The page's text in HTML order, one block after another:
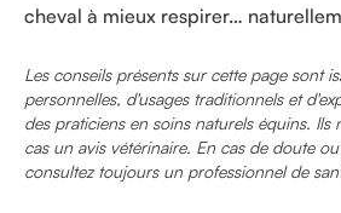
cheval à mieux respirer…
Les conseils présents sur cette page sont
personnelles, d'usages traditionnels et
des praticiens en soins naturels équins. Ils
cas un avis vétérinaire. En cas de doute
consultez toujours un professionnel de